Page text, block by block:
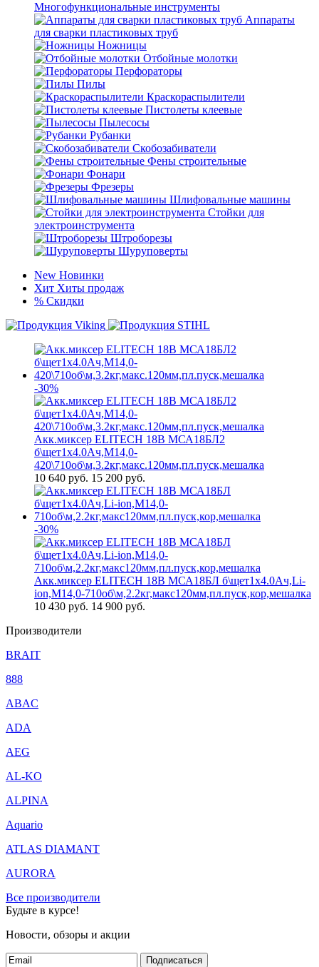
Многофункциональные инструменты
Аппараты
для сварки пластиковых труб
Ножницы
Отбойные молотки
Перфораторы
Пилы
Краскораспылители
Пистолеты клеевые
Пылесосы
Рубанки
Скобозабиватели
Фены строительные
Фонари
Фрезеры
Шлифовальные машины
Стойки для
электроинструмента
Штроборезы
Шуруповерты
New Новинки
Хит Хиты продаж
% Скидки
-30%
Акк.миксер ELITECH 18В МСА18БЛ2
б\щет1х4.0Ач,М14,0-
420\710об\м,3.2кг,макс.120мм,пл.пуск,мешалка
10 640 руб. 15 200 руб.
-30%
Акк.миксер ELITECH 18В МСА18БЛ б\щет1х4.0Ач,Li-
ion,М14,0-710об\м,2.2кг,макс120мм,пл.пуск,кор,мешалка
10 430 руб. 14 900 руб.
Производители
BRAIT
888
ABAC
ADA
AEG
AL-KO
ALPINA
Aquario
ATLAS DIAMANT
AURORA
Все производители
Будьте в курсе!
Новости, обзоры и акции
Подписаться